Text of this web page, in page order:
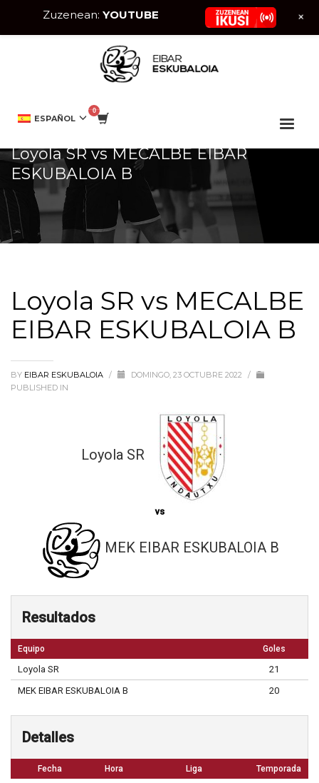
ESPAÑOL
LOYOLA SR VS MECALBE EIBAR ESKUBALOIA B
Loyola SR vs MECALBE EIBAR
ESKUBALOIA B
Loyola SR vs MECALBE
EIBAR ESKUBALOIA B
BY EIBAR ESKUBALOIA / DOMINGO, 23 OCTUBRE 2022
/
PUBLISHED IN
Loyola SR
vs
MEK EIBAR ESKUBALOIA B
Resultados
Equipo Goles
Loyola SR
21
MEK EIBAR ESKUBALOIA B
20
Detalles
Fecha Hora Liga Temporada
Zuzenean: YOUTUBE +